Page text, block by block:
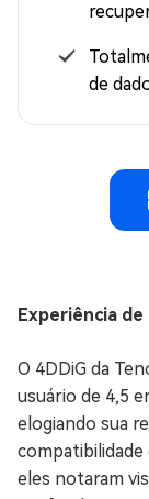
de
Experiência de
O 4DDiG da
usuário de 4,5
elogiando sua
eles notaram